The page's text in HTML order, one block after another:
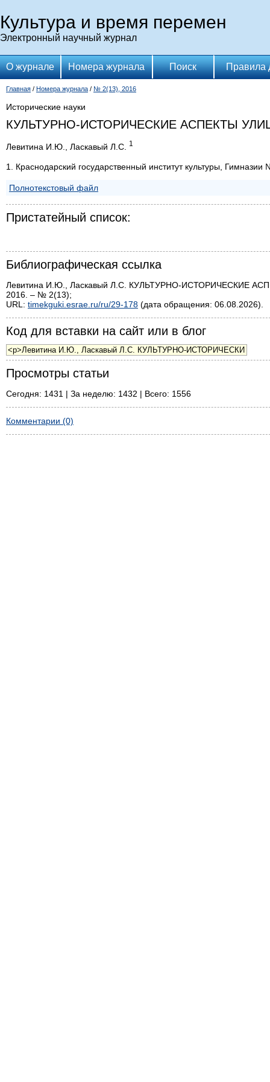
Культура и время перемен
Электронный научный журнал
О журнале Номера журнала Поиск Правила
Главная / Номера журнала / № 2(13), 2016
Исторические науки
КУЛЬТУРНО-ИСТОРИЧЕСКИЕ АСПЕКТЫ
Левитина И.Ю., Ласкавый Л.С. 1
1. Краснодарский государственный институт культуры, Гимназии
Полнотекстовый файл
Пристатейный список:
Библиографическая ссылка
Левитина И.Ю., Ласкавый Л.С. КУЛЬТУРНО-ИСТОРИЧЕСКИЕ
2016. – № 2(13);
URL: timekguki.esrae.ru/ru/29-178 (дата обращения: 06.08.2026).
Код для вставки на сайт или в блог
Просмотры статьи
Сегодня: 1431 | За неделю: 1432 | Всего: 1556
Комментарии (0)